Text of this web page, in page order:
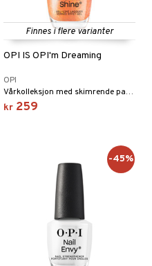
Finnes i flere varianter
OPI IS OPI'm Dreaming
OPI
Vårkolleksjon med skimrende pastellfarger fra OPI
kr 259
-45%